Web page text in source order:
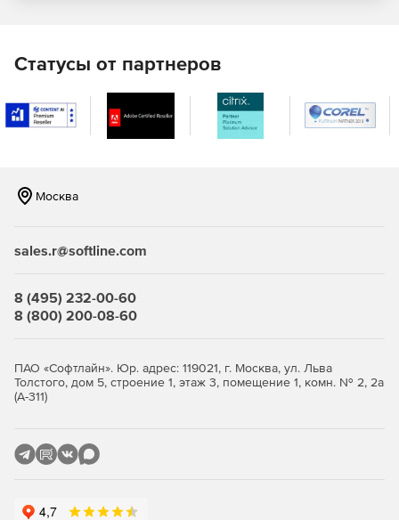
WYSIWYG-редактор.
Интеграция внешнего HTML-кода и JavaScript.
Широкие возможности по настройке функционала
Мультилендинг и параллакс-лендинг.
всплывающая форма, слайдер, галерея, платежный
терминал).
Оптимизация конверсии и аналитика.
Мониторинг KPI рекламных кампаний.
Статусы от партнеров
Москва
sales.r@softline.com
8 (495) 232-00-60
8 (800) 200-08-60
ПАО «Софтлайн». Юр. адрес: 119021, г. Москва, ул. Льва
Толстого, дом 5, строение 1, этаж 3, помещение 1, комн. № 2, 2а
(А-311)